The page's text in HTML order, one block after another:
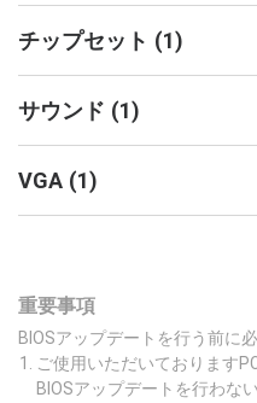
チップセット (1)
サウンド (1)
VGA (1)
重要事項
BIOSアップデートを行う前に
ご使用いただいております
BIOSアップデートを行わな